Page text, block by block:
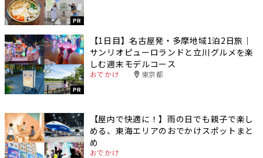
PR
PR
【1日目】名古屋発・多摩地域1泊2日旅｜
サンリオピューロランドと立川グルメを楽
しむ週末モデルコース
おでかけ 東京都
【屋内で快適に！】雨の日でも親子で楽し
める、東海エリアのおでかけスポットまと
め
おでかけ